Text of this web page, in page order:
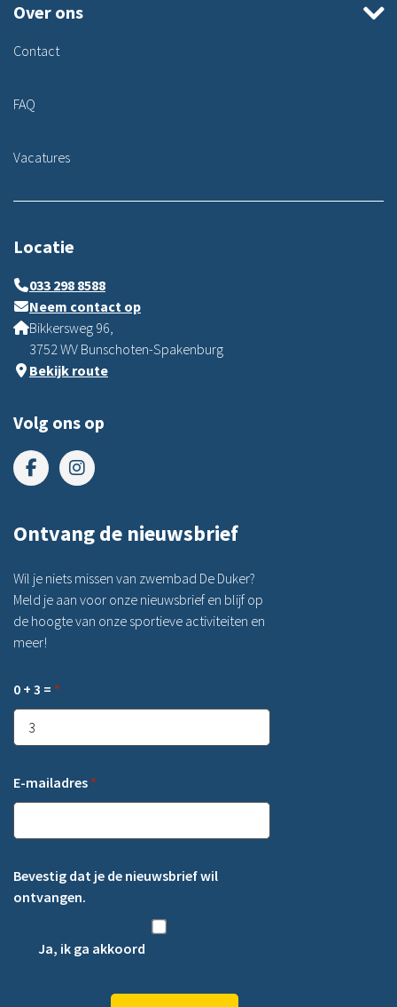
Over ons
Contact
FAQ
Vacatures
Locatie
033 298 8588
Neem contact op
Bikkersweg 96,
3752 WV Bunschoten-Spakenburg
Bekijk route
Volg ons op
Ontvang de nieuwsbrief
Wil je niets missen van zwembad De Duker?
Meld je aan voor onze nieuwsbrief en blijf op
de hoogte van onze sportieve activiteiten en
meer!
0 + 3 = *
E-mailadres *
Bevestig dat je de nieuwsbrief wil
ontvangen.
Ja, ik ga akkoord